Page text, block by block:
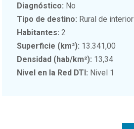
Diagnóstico: No
Tipo de destino: Rural de interior
Habitantes: 2
Superficie (km²): 13.341,00
Densidad (hab/km²): 13,34
Nivel en la Red DTI: Nivel 1